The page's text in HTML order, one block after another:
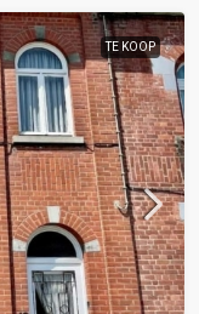
TE KOOP